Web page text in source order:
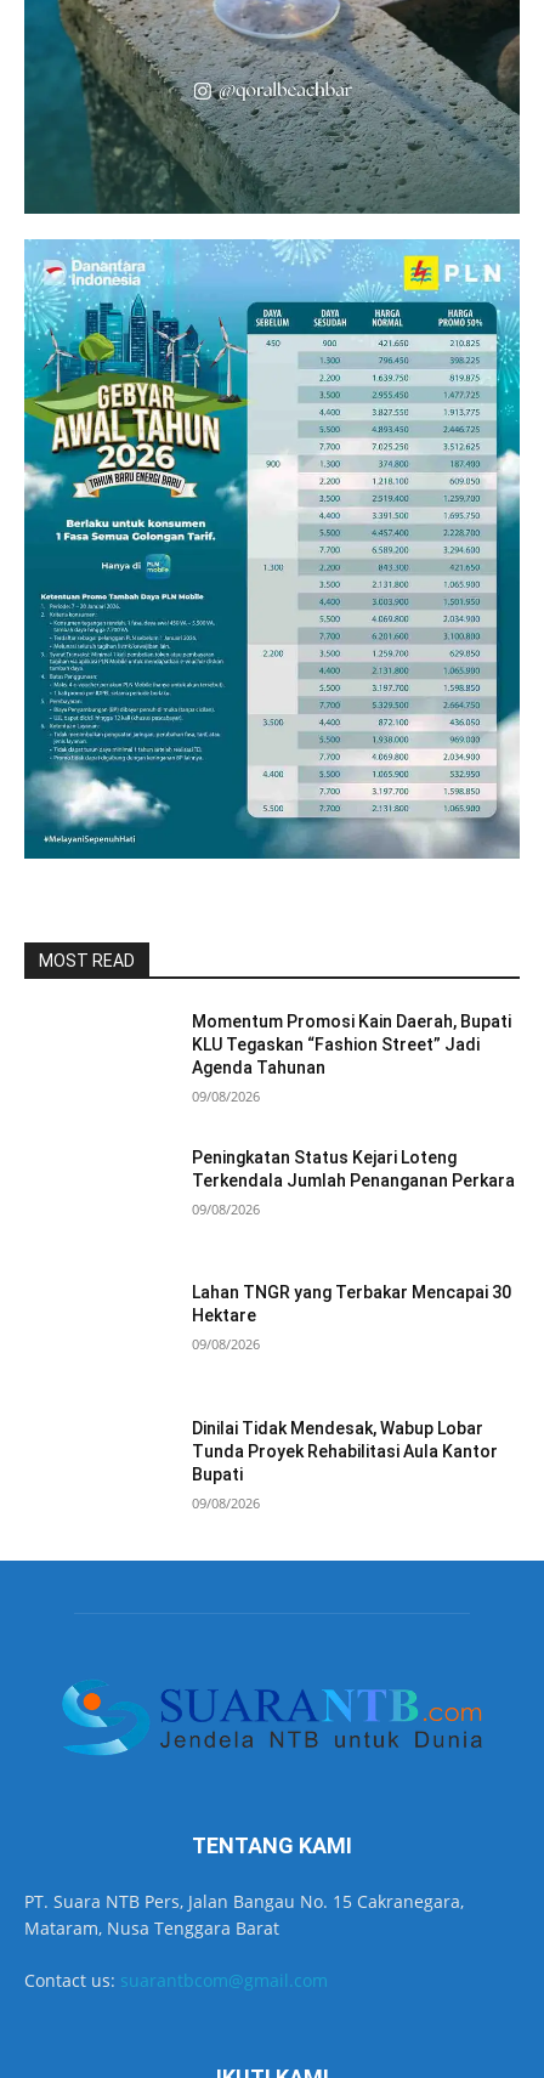
MOST READ
Momentum Promosi Kain Daerah, Bupati
KLU Tegaskan “Fashion Street” Jadi
Agenda Tahunan
09/08/2026
Peningkatan Status Kejari Loteng
Terkendala Jumlah Penanganan Perkara
09/08/2026
Lahan TNGR yang Terbakar Mencapai 30
Hektare
09/08/2026
Dinilai Tidak Mendesak, Wabup Lobar
Tunda Proyek Rehabilitasi Aula Kantor
Bupati
09/08/2026
TENTANG KAMI
PT. Suara NTB Pers, Jalan Bangau No. 15 Cakranegara,
Mataram, Nusa Tenggara Barat
Contact us: suarantbcom@gmail.com